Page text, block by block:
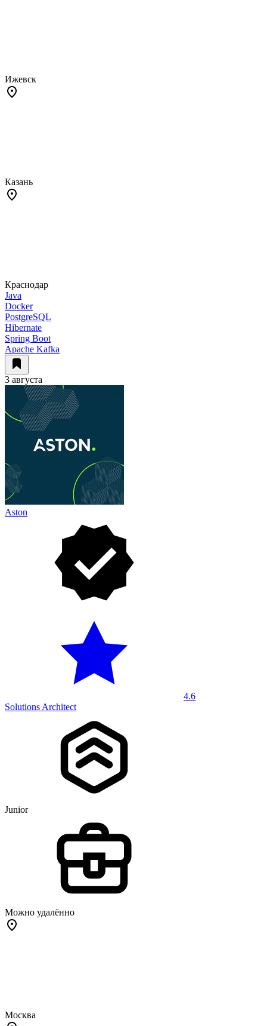
Ижевск
Казань
Краснодар
Java
Docker
PostgreSQL
Hibernate
Spring Boot
Apache Kafka
3 августа
Aston
4.6
Solutions Architect
Junior
Можно удалённо
Москва